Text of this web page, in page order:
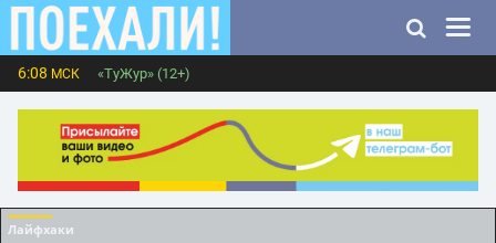
6:08 МСК «ТуЖур» (12+)
Лайфхаки